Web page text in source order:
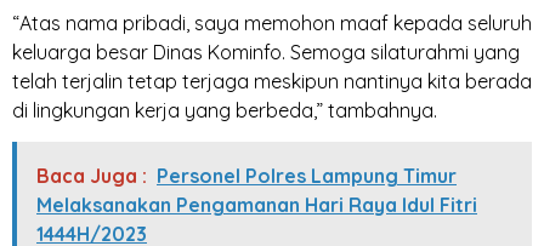
“Atas nama pribadi, saya memohon maaf kepada seluruh
keluarga besar Dinas Kominfo. Semoga silaturahmi yang
telah terjalin tetap terjaga meskipun nantinya kita berada
di lingkungan kerja yang berbeda,” tambahnya.
Baca Juga : Personel Polres Lampung Timur
Melaksanakan Pengamanan Hari Raya Idul Fitri
1444H/2023